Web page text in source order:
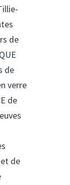
de
de
verre
de
de